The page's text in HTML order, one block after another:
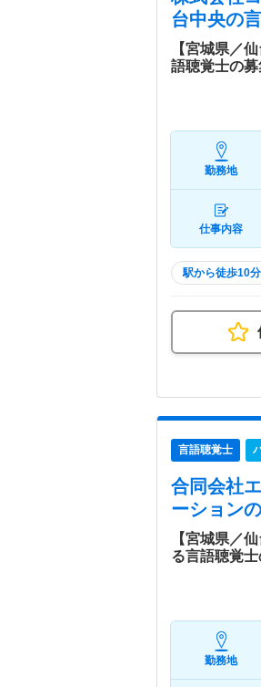
台中央の
【宮城県／
語聴覚士の
勤務地
仕事内容
駅から徒歩10
言語聴覚士
合同会社
ーション
【宮城県／
る言語聴覚
勤務地